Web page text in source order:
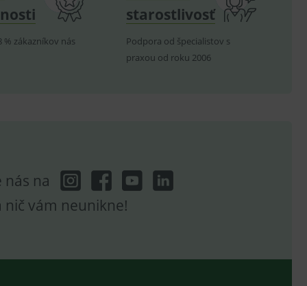
% zákazníkov nás
starostlivosť
Podpora od špecialistov s
praxou od roku 2006
nás na
nič vám neunikne!
zapamatování
aby banner cookie
reklamy.